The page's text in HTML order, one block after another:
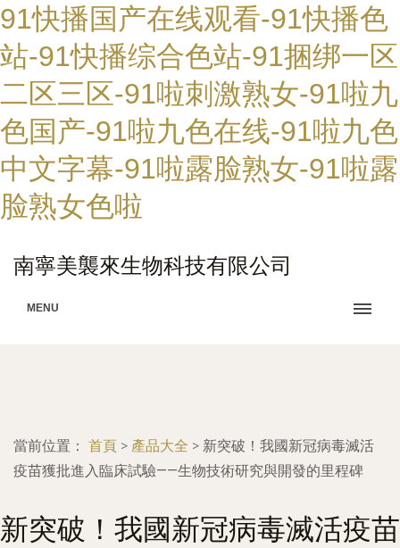
91快播国产在线观看-91快播色
站-91快播综合色站-91捆绑一区
二区三区-91啦刺激熟女-91啦九
色国产-91啦九色在线-91啦九色
中文字幕-91啦露脸熟女-91啦露
脸熟女色啦
南寧美襲來生物科技有限公司
MENU
當前位置： 首頁 > 產品大全 > 新突破！我國新冠病毒滅活
疫苗獲批進入臨床試驗——生物技術研究與開發的里程碑
新突破！我國新冠病毒滅活疫苗